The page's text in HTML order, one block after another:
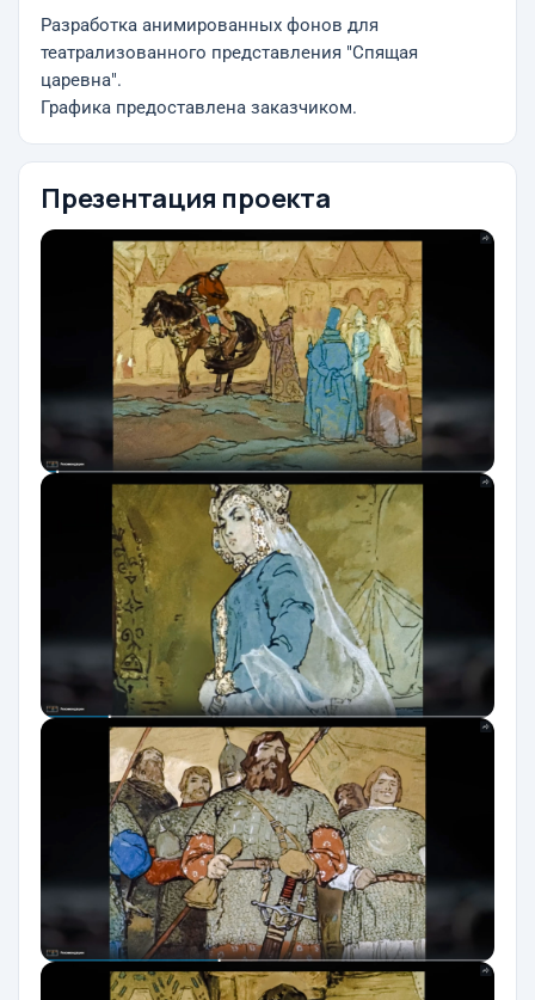
Разработка анимированных фонов для
театрализованного представления "Спящая
царевна".
Графика предоставлена заказчиком.
Презентация проекта